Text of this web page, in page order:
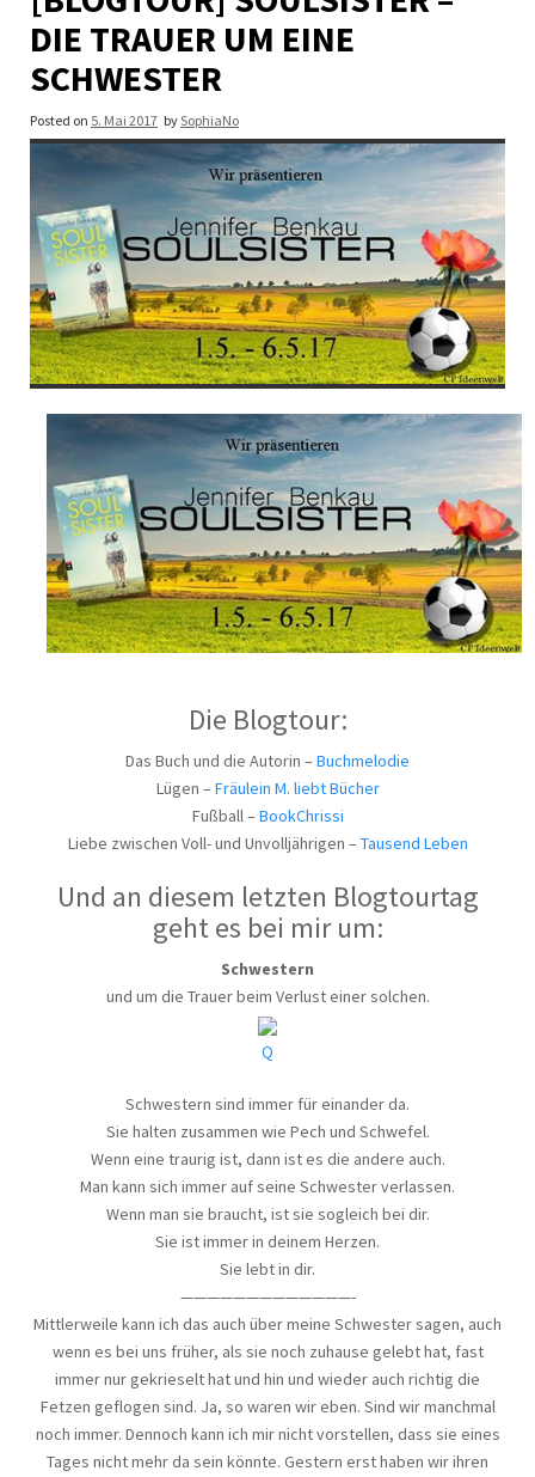
DIE TRAUER UM EINE
SCHWESTER
Posted on 5. Mai 2017 bySophiaNo
Die Blogtour:
Das Buch und die Autorin – Buchmelodie
Lügen – Fräulein M. liebt Bücher
Fußball – BookChrissi
Liebe zwischen Voll- und Unvolljährigen – Tausend Leben
Und an diesem letzten Blogtourtag
geht es bei mir um:
Schwestern
und um die Trauer beim Verlust einer solchen.
Q
Schwestern sind immer für einander da.
Sie halten zusammen wie Pech und Schwefel.
Wenn eine traurig ist, dann ist es die andere auch.
Man kann sich immer auf seine Schwester verlassen.
Wenn man sie braucht, ist sie sogleich bei dir.
Sie ist immer in deinem Herzen.
Sie lebt in dir.
—————————————-
Mittlerweile kann ich das auch über meine Schwester sagen, auch
wenn es bei uns früher, als sie noch zuhause gelebt hat, fast
immer nur gekrieselt hat und hin und wieder auch richtig die
Fetzen geflogen sind. Ja, so waren wir eben. Sind wir manchmal
noch immer. Dennoch kann ich mir nicht vorstellen, dass sie eines
Tages nicht mehr da sein könnte. Gestern erst haben wir ihren